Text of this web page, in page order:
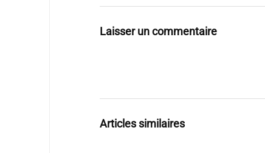
Laisser un commentaire
Articles similaires